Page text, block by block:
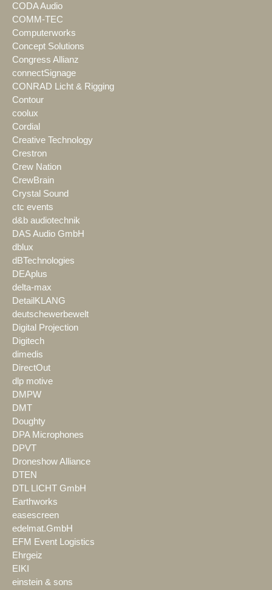
CODA Audio
COMM-TEC
Computerworks
Concept Solutions
Congress Allianz
connectSignage
CONRAD Licht & Rigging
Contour
coolux
Cordial
Creative Technology
Crestron
Crew Nation
CrewBrain
Crystal Sound
ctc events
d&b audiotechnik
DAS Audio GmbH
dblux
dBTechnologies
DEAplus
delta-max
DetailKLANG
deutschewerbewelt
Digital Projection
Digitech
dimedis
DirectOut
dlp motive
DMPW
DMT
Doughty
DPA Microphones
DPVT
Droneshow Alliance
DTEN
DTL LICHT GmbH
Earthworks
easescreen
edelmat.GmbH
EFM Event Logistics
Ehrgeiz
EIKI
einstein & sons